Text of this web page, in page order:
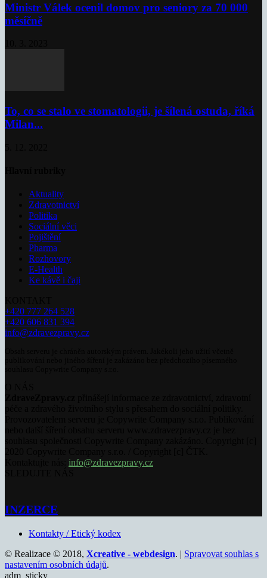
Ministr Válek ocenil domov pro seniory za 70 000
měsíčně
To, co se stalo ve stomatologii, je šílená ostuda, říká
Milan...
Aktuality
Zdravotnictví
Politika
Sociální věci
Pojištění
Pharma
Rozhovory
E-Health
Ke kávě i čaji
+420 777 264 528
+420 606 831 394
info@zdravezpravy.cz
info@zdravezpravy.cz
INZERCE
Kontakty / Etický kodex
© Realizace © 2018, Xcreative - webdesign. | Spravovat souhlas s
nastavením osobních údajů.
adm_sticky